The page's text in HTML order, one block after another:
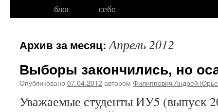
блог
себе
Архив за месяц:Апрель 2012
Выборы закончились, но
Опубликовано 07.04.2012автором Филиппович Андрей
Уважаемые студенты ИУ5 (выпуск